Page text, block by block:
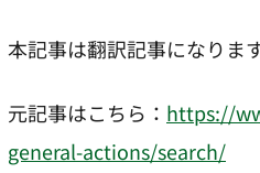
本記事は翻訳記事になります
元記事はこちら： https://
general-actions/search/